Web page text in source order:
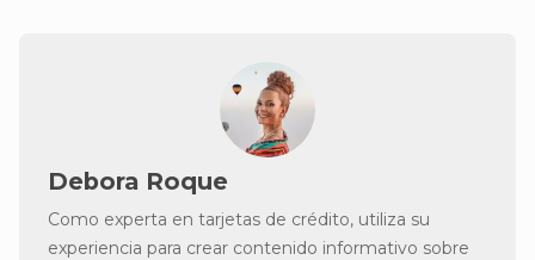
Debora Roque
Como experta en tarjetas de crédito, utiliza su
experiencia para crear contenido informativo sobre